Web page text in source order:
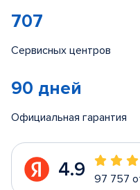
707
Сервисных центров
90 дней
Официальная гарантия
4.9 97 757